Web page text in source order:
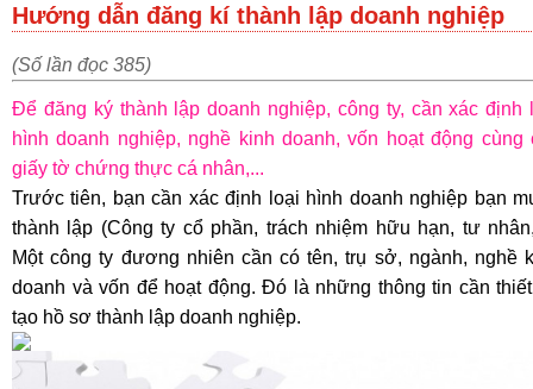
Hướng dẫn đăng kí thành lập doanh nghiệp
(Số lần đọc 385)
Để đăng ký thành lập doanh nghiệp, công ty, cần xác định
hình doanh nghiệp, nghề kinh doanh, vốn hoạt động cùng
giấy tờ chứng thực cá nhân,...
Trước tiên, bạn cần xác định loại hình doanh nghiệp bạn
thành lập (Công ty cổ phần, trách nhiệm hữu hạn, tư
Một công ty đương nhiên cần có tên, trụ sở, ngành, nghề
doanh và vốn để hoạt động. Đó là những thông tin cần
tạo hồ sơ thành lập doanh nghiệp.